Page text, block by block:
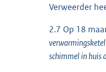
Verweerder
2.7 Op 18
schimmel in huis